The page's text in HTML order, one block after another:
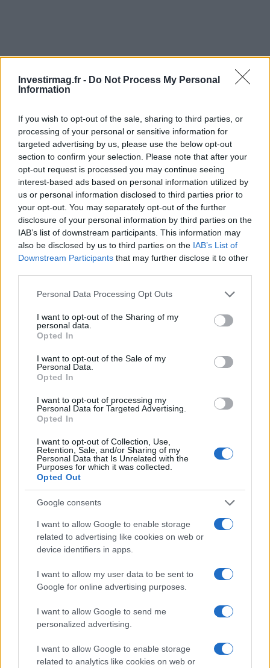
Investirmag.fr - Do Not Process My Personal
Information
If you wish to opt-out of the sale, sharing to third parties, or
processing of your personal or sensitive information for
targeted advertising by us, please use the below opt-out
section to confirm your selection. Please note that after your
opt-out request is processed you may continue seeing
interest-based ads based on personal information utilized by
us or personal information disclosed to third parties prior to
your opt-out. You may separately opt-out of the further
disclosure of your personal information by third parties on the
IAB’s list of downstream participants. This information may
also be disclosed by us to third parties on the IAB’s List of
Downstream Participants that may further disclose it to other
Please note that this website/app uses one or more Google
not limited to your visit or usage behaviour. You may click to
grant or deny consent to Google and its third-party tags to
use your data for below specified purposes in below Google
consent section.
Personal Data Processing Opt Outs
I want to opt-out of the Sharing of my
personal data.
Opted In
I want to opt-out of the Sale of my
Personal Data.
Opted In
I want to opt-out of processing my
Personal Data for Targeted Advertising.
Opted In
I want to opt-out of Collection, Use,
Retention, Sale, and/or Sharing of my
Personal Data that Is Unrelated with the
Purposes for which it was collected.
Opted Out
Google consents
I want to allow Google to enable storage
related to advertising like cookies on web or
device identifiers in apps.
I want to allow my user data to be sent to
Google for online advertising purposes.
I want to allow Google to send me
personalized advertising.
I want to allow Google to enable storage
related to analytics like cookies on web or
Continuez la lecture
NEWS
La guerre des géants de la tech : Apple contre OpenAI
NEWS
Brent chute de 8,3% : les matières premières corrigent en août
Juliette Bernard · 7 Août 2026